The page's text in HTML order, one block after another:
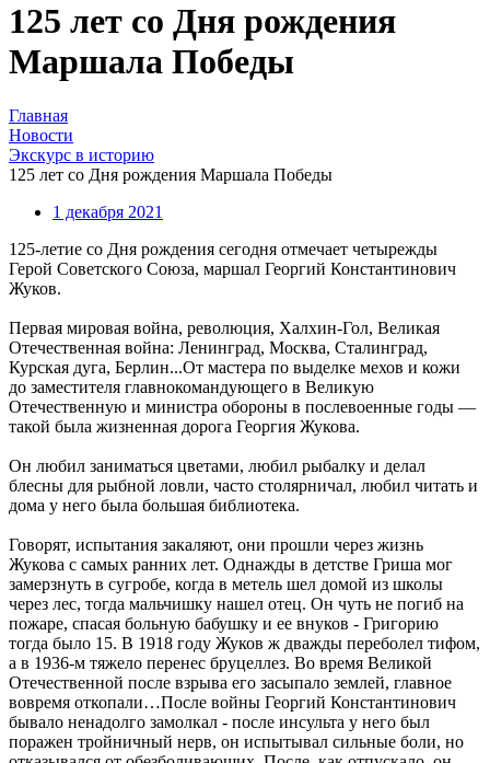
125 лет со Дня рождения
Маршала Победы
Главная
Новости
Экскурс в историю
125 лет со Дня рождения Маршала Победы
1 декабря 2021
125-летие со Дня рождения сегодня отмечает четырежды
Герой Советского Союза, маршал Георгий Константинович
Жуков.
Первая мировая война, революция, Халхин-Гол, Великая
Отечественная война: Ленинград, Москва, Сталинград,
Курская дуга, Берлин...От мастера по выделке мехов и кожи
до заместителя главнокомандующего в Великую
Отечественную и министра обороны в послевоенные годы —
такой была жизненная дорога Георгия Жукова.
Он любил заниматься цветами, любил рыбалку и делал
блесны для рыбной ловли, часто столярничал, любил читать и
дома у него была большая библиотека.
Говорят, испытания закаляют, они прошли через жизнь
Жукова с самых ранних лет. Однажды в детстве Гриша мог
замерзнуть в сугробе, когда в метель шел домой из школы
через лес, тогда мальчишку нашел отец. Он чуть не погиб на
пожаре, спасая больную бабушку и ее внуков - Григорию
тогда было 15. В 1918 году Жуков ж дважды переболел тифом,
а в 1936-м тяжело перенес бруцеллез. Во время Великой
Отечественной после взрыва его засыпало землей, главное
вовремя откопали…После войны Георгий Константинович
бывало ненадолго замолкал - после инсульта у него был
поражен тройничный нерв, он испытывал сильные боли, но